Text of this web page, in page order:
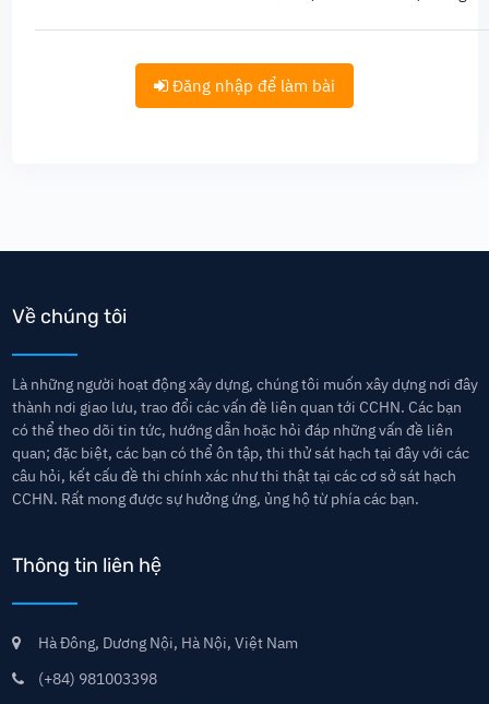
Đăng nhập để làm bài
Về chúng tôi
Là những người hoạt động xây dựng, chúng tôi muốn xây dựng nơi đây
thành nơi giao lưu, trao đổi các vấn đề liên quan tới CCHN. Các bạn
có thể theo dõi tin tức, hướng dẫn hoặc hỏi đáp những vấn đề liên
quan; đặc biệt, các bạn có thể ôn tập, thi thử sát hạch tại đây với các
câu hỏi, kết cấu đề thi chính xác như thi thật tại các cơ sở sát hạch
CCHN. Rất mong được sự hưởng ứng, ủng hộ từ phía các bạn.
Thông tin liên hệ
Hà Đông, Dương Nội, Hà Nội, Việt Nam
(+84) 981003398